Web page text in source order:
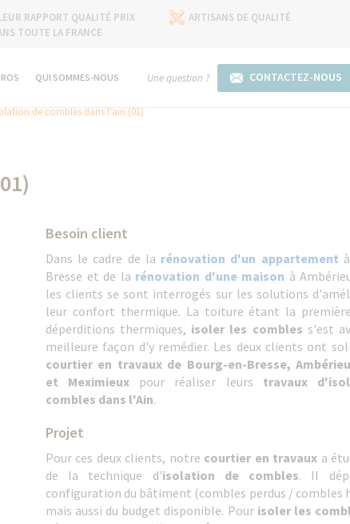
RAPPORT QUALITÉ PRIX
ARTISANS DE QUALITÉ
TOUTE LA FRANCE
QUI SOMMES-NOUS Une question ? CONTACTEZ-NOUS
de combles dans l'ain (01)
Besoin client
Dans le cadre de la rénovation d'un appartement
Bresse et de la rénovation d'une maison à
les clients se sont interrogés sur les solutions
leur confort thermique. La toiture étant la
déperditions thermiques, isoler les combles s'est
meilleure façon d'y remédier. Les deux clients ont
courtier en travaux de Bourg-en-Bresse,
et Meximieux pour réaliser leurs travaux
combles dans l'Ain.
Projet
Pour ces deux clients, notre courtier en travaux a
de la technique d'isolation de combles. Il
configuration du bâtiment (combles perdus / combles
mais aussi du budget disponible. Pour isoler les